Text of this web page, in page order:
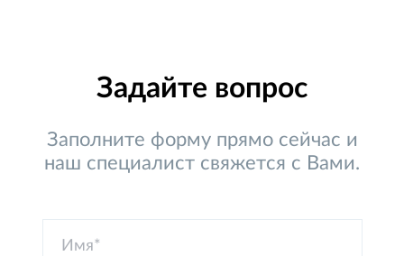
Задайте вопрос
Заполните форму прямо сейчас и
наш специалист свяжется с Вами.